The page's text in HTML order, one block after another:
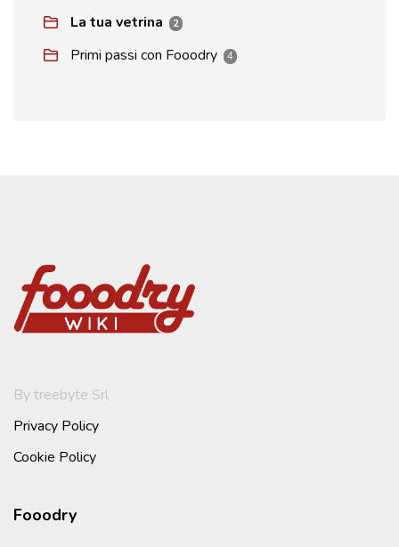
La tua vetrina 2
Primi passi con Fooodry 4
By treebyte Srl
Privacy Policy
Cookie Policy
Fooodry